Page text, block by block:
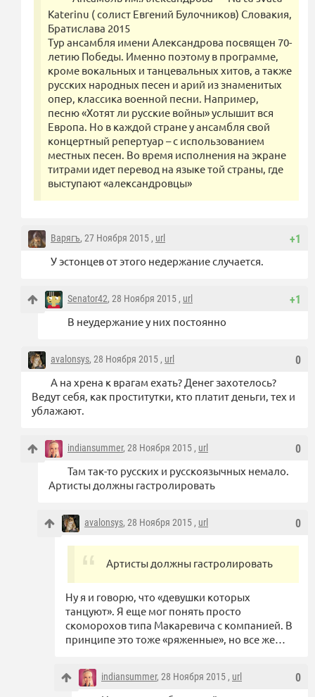
Katerinu ( солист Евгений Булочников) Словакия,
Братислава 2015
Тур ансамбля имени Александрова посвящен 70-
летию Победы. Именно поэтому в программе,
кроме вокальных и танцевальных хитов, а также
русских народных песен и арий из знаменитых
опер, классика военной песни. Например,
песню «Хотят ли русские войны» услышит вся
Европа. Но в каждой стране у ансамбля свой
концертный репертуар – с использованием
местных песен. Во время исполнения на экране
титрами идет перевод на языке той страны, где
выступают «александровцы»
+1
Варягъ, 27 Ноября 2015 , url
У эстонцев от этого недержание случается.
+1
Senator42, 28 Ноября 2015 , url
В неудержание у них постоянно
0
avalonsys, 28 Ноября 2015 , url
А на хрена к врагам ехать? Денег захотелось?
Ведут себя, как проститутки, кто платит деньги, тех и
ублажают.
0
indiansummer, 28 Ноября 2015 , url
Там так-то русских и русскоязычных немало.
Артисты должны гастролировать
0
avalonsys, 28 Ноября 2015 , url
Артисты должны гастролировать
Ну я и говорю, что «девушки которых
танцуют». Я еще мог понять просто
скоморохов типа Макаревича с компанией. В
принципе это тоже «ряженные», но все же…
0
indiansummer, 28 Ноября 2015 , url